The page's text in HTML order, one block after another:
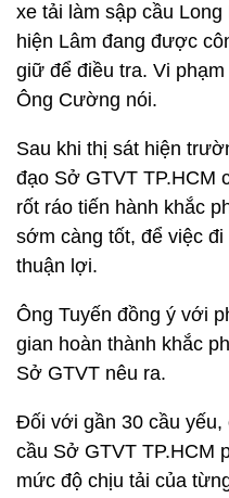
xe tải làm sập cầu
hiện Lâm đang được
giữ để điều tra. Vi
Ông Cường nói.
Sau khi thị sát hiện
đạo Sở GTVT TP.HCM
rốt ráo tiến hành khắc
sớm càng tốt, để việc
thuận lợi.
Ông Tuyến đồng ý với
gian hoàn thành khắc
Sở GTVT nêu ra.
Đối với gần 30 cầu yếu,
cầu Sở GTVT TP.HCM
mức độ chịu tải của